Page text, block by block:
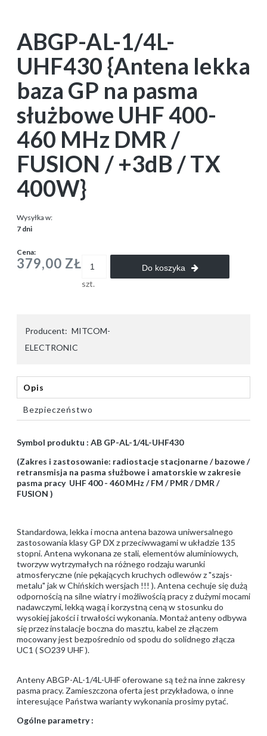
ABGP-AL-1/4L-
UHF430 {Antena lekka
baza GP na pasma
służbowe UHF 400-
460 MHz DMR /
FUSION / +3dB / TX
400W}
Wysyłka w:
7 dni
Cena:
379,00 ZŁ
szt.
Do koszyka
Producent: MITCOM-
ELECTRONIC
Opis
Bezpieczeństwo
Symbol produktu : AB GP-AL-1/4L-UHF430
(Zakres i zastosowanie: radiostacje stacjonarne / bazowe /
retransmisja na pasma służbowe i amatorskie w zakresie
pasma pracy UHF 400 - 460 MHz / FM / PMR / DMR /
FUSION )
Standardowa, lekka i mocna antena bazowa uniwersalnego
zastosowania klasy GP DX z przeciwwagami w układzie 135
stopni. Antena wykonana ze stali, elementów aluminiowych,
tworzyw wytrzymałych na różnego rodzaju warunki
atmosferyczne (nie pękających kruchych odlewów z "szajs-
metalu" jak w Chińskich wersjach !!! ). Antena cechuje się dużą
odpornością na silne wiatry i możliwością pracy z dużymi mocami
nadawczymi, lekką wagą i korzystną ceną w stosunku do
wysokiej jakości i trwałości wykonania. Montaż anteny odbywa
się przez instalacje boczna do masztu, kabel ze złączem
mocowany jest bezpośrednio od spodu do solidnego złącza
UC1 ( SO239 UHF ).
Anteny ABGP-AL-1/4L-UHF oferowane są też na inne zakresy
pasma pracy. Zamieszczona oferta jest przykładowa, o inne
interesujące Państwa warianty wykonania prosimy pytać.
Ogólne parametry :